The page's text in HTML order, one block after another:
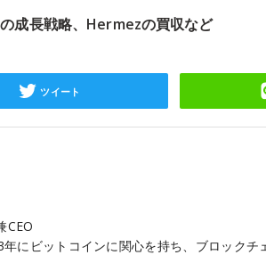
成長戦略、Hermezの買収など
ツイート
CEO
にビットコインに関心を持ち、ブロックチ